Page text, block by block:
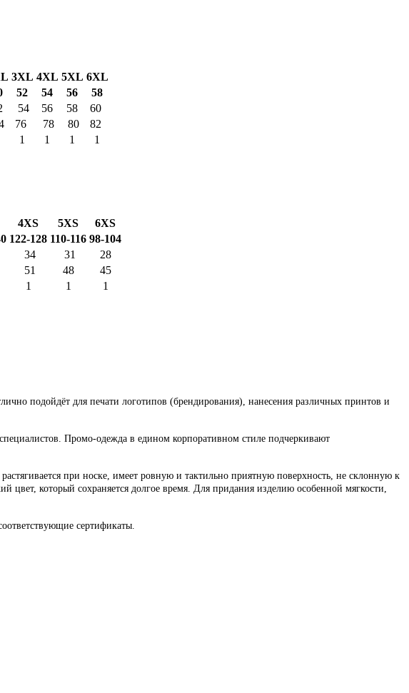
3XL 4XL 5XL 6XL
52 54 56
58
54 56 58
60
76 78 80
82
1 1 1 1
4XS 5XS
6XS
122-128 110-116 98-104
34 31
28
51 48
45
1 1 1
подойдёт для печати логотипов (брендирования), нанесения различных принтов и
Промо-одежда в едином корпоративном стиле подчеркивают
при носке, имеет ровную и тактильно приятную поверхность, не склонную к
который сохраняется долгое время. Для придания изделию особенной мягкости,
сертификаты.